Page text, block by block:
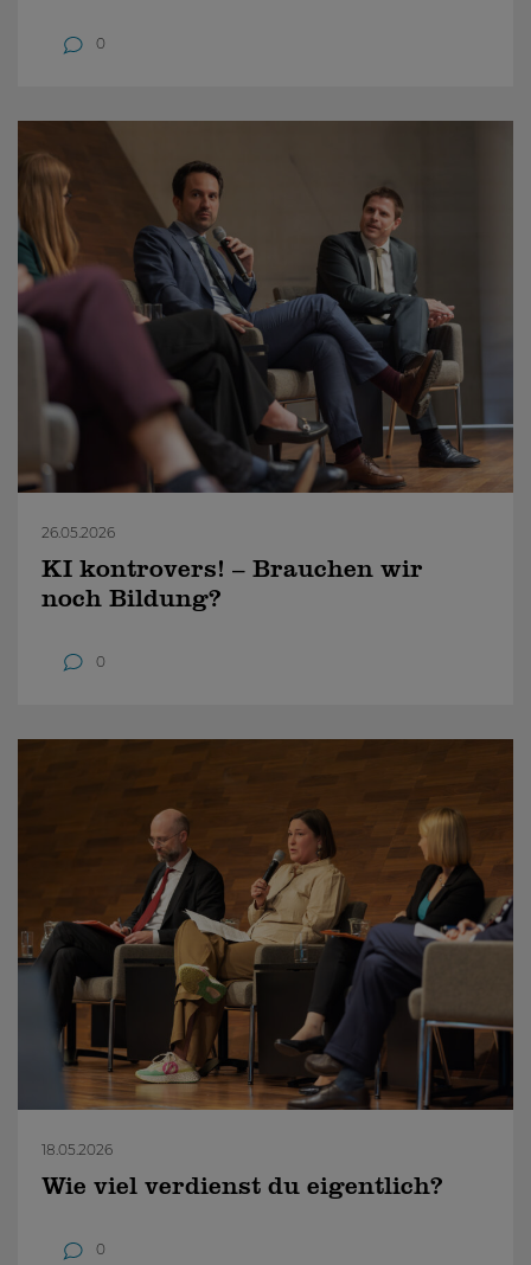
0
26.05.2026
KI kontrovers! – Brauchen wir
noch Bildung?
0
18.05.2026
Wie viel verdienst du eigentlich?
0